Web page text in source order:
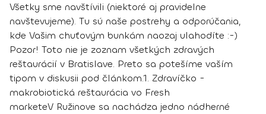
Všetky sme navštívili (niektoré aj pravidelne
navštevujeme). Tu sú naše postrehy a odporúčania,
kde Vašim chuťovým bunkám naozaj ulahodíte :-)
Pozor! Toto nie je zoznam všetkých zdravých
reštaurácií v Bratislave. Preto sa potešíme vaším
tipom v diskusii pod článkom.1. Zdravíčko -
makrobiotická reštaurácia vo Fresh
marketeV Ružinove sa nachádza jedno nádherné